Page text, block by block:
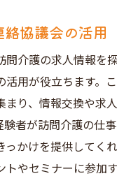
協議会の活用
問介護の求人情報を
活用が役立ちます。
まり、情報交換や求
験者が訪問介護の仕事
っかけを提供してく
トやセミナーに参加